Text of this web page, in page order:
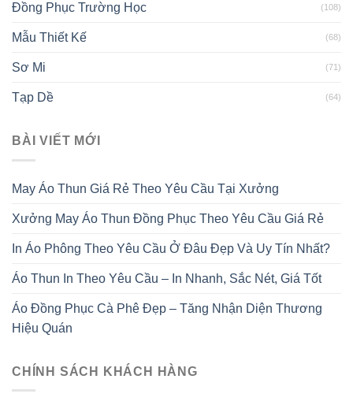
Đồng Phục Trường Học (108)
Mẫu Thiết Kế (68)
Sơ Mi (71)
Tạp Dề (64)
BÀI VIẾT MỚI
May Áo Thun Giá Rẻ Theo Yêu Cầu Tại Xưởng
Xưởng May Áo Thun Đồng Phục Theo Yêu Cầu Giá Rẻ
In Áo Phông Theo Yêu Cầu Ở Đâu Đẹp Và Uy Tín Nhất?
Áo Thun In Theo Yêu Cầu – In Nhanh, Sắc Nét, Giá Tốt
Áo Đồng Phục Cà Phê Đẹp – Tăng Nhận Diện Thương
Hiệu Quán
CHÍNH SÁCH KHÁCH HÀNG